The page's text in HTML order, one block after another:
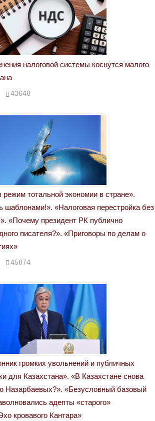
налоговой системы коснутся малого
43648
режим тотальной экономии в стране».
шаблонами!». «Налоговая перестройка без
«Почему президент РК публично
писателя?». «Приговоры по делам о
45874
громких увольнений и публичных
для Казахстана». «В Казахстане снова
«Безусловный базовый
адепты «старого»
кровавого Кантара»